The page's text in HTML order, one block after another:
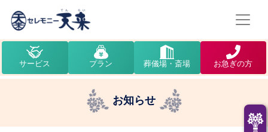
サービス プラン 葬儀場・斎場 お急ぎの方
お知らせ